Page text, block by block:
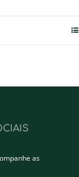
as